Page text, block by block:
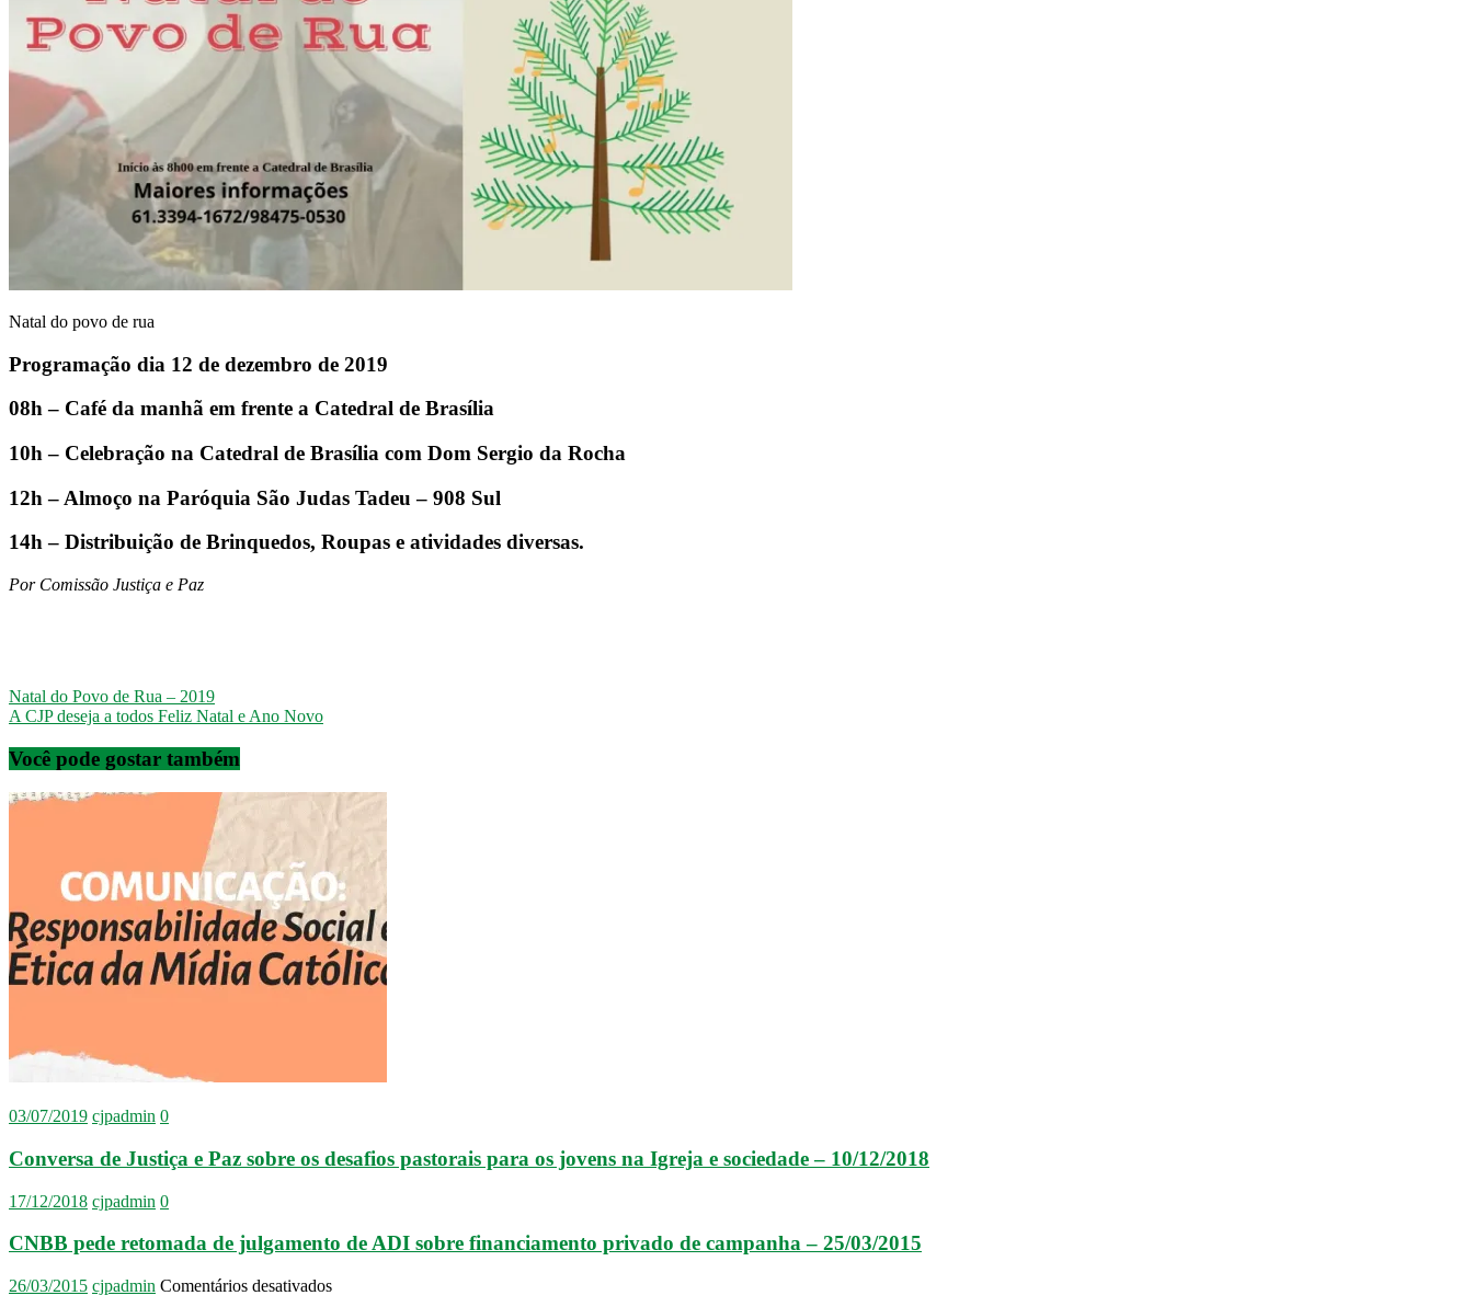
Natal do povo de rua
Programação dia 12 de dezembro de 2019
08h – Café da manhã em frente a Catedral de Brasília
10h – Celebração na Catedral de Brasília com Dom Sergio da Rocha
12h – Almoço na Paróquia São Judas Tadeu – 908 Sul
14h – Distribuição de Brinquedos, Roupas e atividades diversas.
Por Comissão Justiça e Paz
Navegação
do
post
Natal do Povo de Rua – 2019
A CJP deseja a todos Feliz Natal e Ano Novo
Você pode gostar também
03/07/2019 cjpadmin 0
Conversa de Justiça e Paz sobre os desafios pastorais para os jovens na Igreja e sociedade – 10/12/2018
17/12/2018 cjpadmin 0
CNBB pede retomada de julgamento de ADI sobre financiamento privado de campanha – 25/03/2015
26/03/2015 cjpadmin Comentários desativadosem